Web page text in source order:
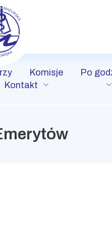
Komisje
Po
Kontakt